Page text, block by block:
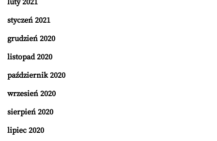
luty 2021
styczeń 2021
grudzień 2020
listopad 2020
październik 2020
wrzesień 2020
sierpień 2020
lipiec 2020